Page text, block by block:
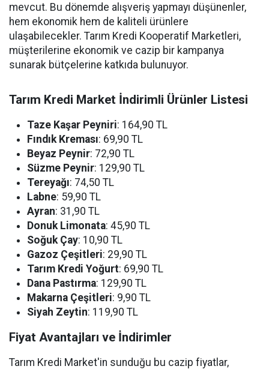
mevcut. Bu dönemde alışveriş yapmayı düşünenler,
hem ekonomik hem de kaliteli ürünlere
ulaşabilecekler. Tarım Kredi Kooperatif Marketleri,
müşterilerine ekonomik ve cazip bir kampanya
sunarak bütçelerine katkıda bulunuyor.
Tarım Kredi Market İndirimli Ürünler Listesi
Taze Kaşar Peyniri: 164,90 TL
Fındık Kreması: 69,90 TL
Beyaz Peynir: 72,90 TL
Süzme Peynir: 129,90 TL
Tereyağı: 74,50 TL
Labne: 59,90 TL
Ayran: 31,90 TL
Donuk Limonata: 45,90 TL
Soğuk Çay: 10,90 TL
Gazoz Çeşitleri: 29,90 TL
Tarım Kredi Yoğurt: 69,90 TL
Dana Pastırma: 129,90 TL
Makarna Çeşitleri: 9,90 TL
Siyah Zeytin: 119,90 TL
Fiyat Avantajları ve İndirimler
Tarım Kredi Market'in sunduğu bu cazip fiyatlar,